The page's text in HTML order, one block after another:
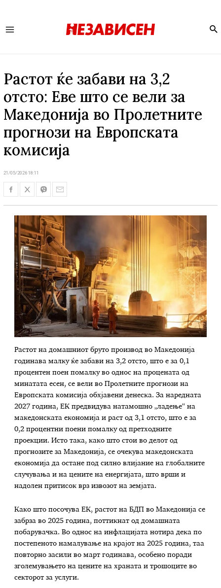
Растот ќе забави на 3,2
отсто: Еве што се вели за
Македонија во Пролетните
прогнози на Европската
комисија
21/05/2026 18:11
Растот на домашниот бруто производ во Македонија
годинава малку ќе забави на 3,2 отсто, што е за 0,1
процентен поен помалку во однос на процената од
минатата есен, се вели во Пролетните прогнози на
Европската комисија обхјавени денеска. За наредната
2027 година, ЕК предвидува натамошно „ладење“ на
македонската економија и раст од 3,1 отсто, што е за
0,2 процентни поени помалку од претходните
проекции. Исто така, како што стои во делот од
прогнозите за Македонија, се очекува македонската
економија да остане под силно влијание на глобалните
случувања и на цените на енергијата, што врши и
надолен притисок врз извозот на земјата.
Како што посочува ЕК, растот на БДП во Македонија се
забрза во 2025 година, поттикнат од домашната
побарувачка. Во однос на инфлацијата нотира дека по
постепеното намалување на крајот на 2025 година, таа
повторно засили во март годинава, особено поради
зголемувањето на цените на храната и трошоците во
секторот за услуги.